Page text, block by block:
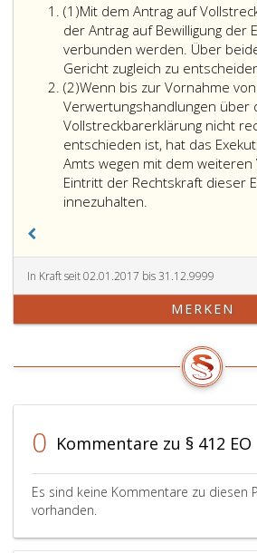
(1)Absatz
eins
Mit dem Antrag auf
der Antrag auf Bewilligung der
verbunden werden. Über
Gericht zugleich zu
(2)Absatz
2
Wenn bis zur Vornahme von
Verwertungshandlungen über
Vollstreckbarerklärung nicht
entschieden ist, hat das
Amts wegen mit dem weiteren
Eintritt der Rechtskraft dieser
innezuhalten.
In Kraft seit 02.01.2017 bis 31.12.9999
MERKEN
0 Kommentare zu § 412 EO
Es sind keine Kommentare zu diesen
vorhanden.